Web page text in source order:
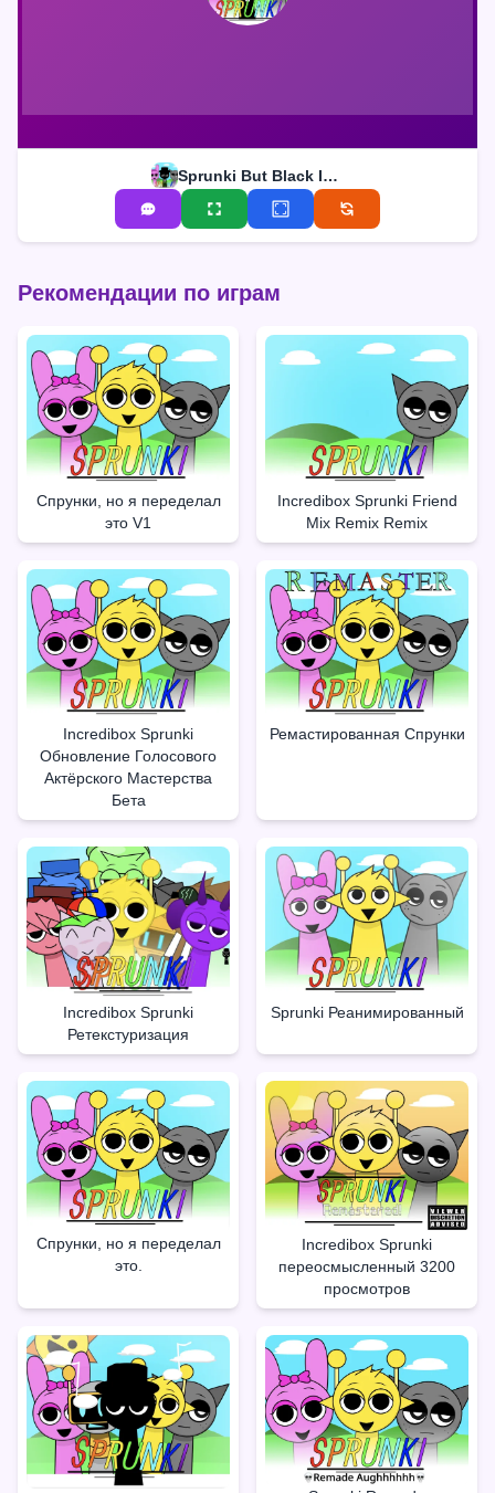
Sprunki But Black Is Normal Remix
Рекомендации по играм
Спрунки, но я переделал
это V1
Incredibox Sprunki Friend
Mix Remix Remix
Incredibox Sprunki
Обновление Голосового
Актёрского Мастерства
Бета
Ремастированная Спрунки
Incredibox Sprunki
Ретекстуризация
Sprunki Реанимированный
Спрунки, но я переделал
это.
Incredibox Sprunki
переосмысленный 3200
просмотров